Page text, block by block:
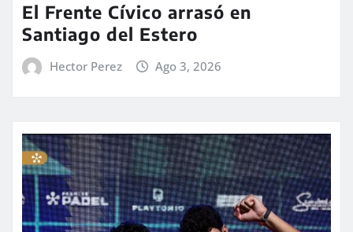
El Frente Cívico arrasó en
Santiago del Estero
Hector Perez Ago 3, 2026